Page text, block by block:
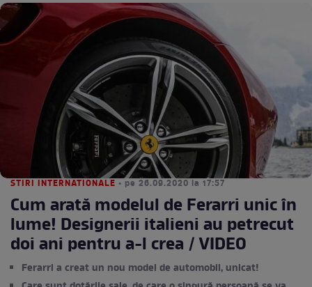
STIRI INTERNATIONALE • pe 26.09.2020 la 17:57
Cum arată modelul de Ferarri unic în
lume! Designerii italieni au petrecut
doi ani pentru a-l crea / VIDEO
Ferarri a creat un nou model de automobil, unicat!